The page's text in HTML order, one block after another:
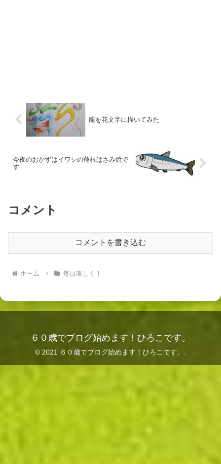
龍を花文字に描いてみた
今夜のおかずはイワシの蓮根はさみ焼で
す
コメント
コメントを書き込む
ホーム 毎日楽しく！
６０歳でブログ始めます！ひろこです。
© 2021 ６０歳でブログ始めます！ひろこです。.